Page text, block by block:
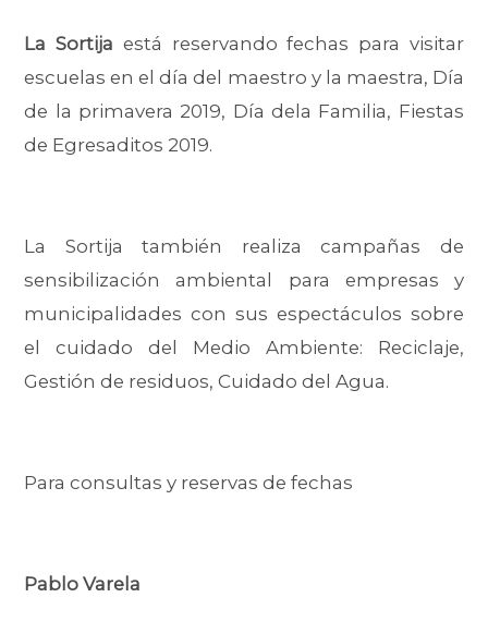
La Sortija está reservando fechas para visitar
escuelas en el día del maestro y la maestra, Día
de la primavera 2019, Día dela Familia, Fiestas
de Egresaditos 2019.
La Sortija también realiza campañas de
sensibilización ambiental para empresas y
municipalidades con sus espectáculos sobre
el cuidado del Medio Ambiente: Reciclaje,
Gestión de residuos, Cuidado del Agua.
Para consultas y reservas de fechas
Pablo Varela